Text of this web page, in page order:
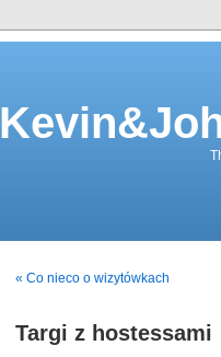
« Co nieco o wizytówkach
Targi z hostessami